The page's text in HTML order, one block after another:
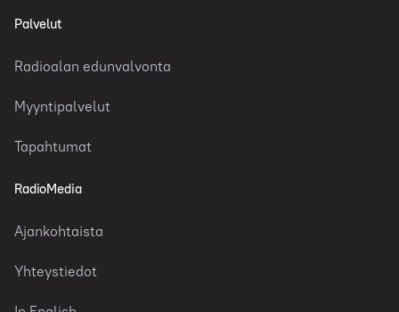
Palvelut
Radioalan edunvalvonta
Myyntipalvelut
Tapahtumat
RadioMedia
Ajankohtaista
Yhteystiedot